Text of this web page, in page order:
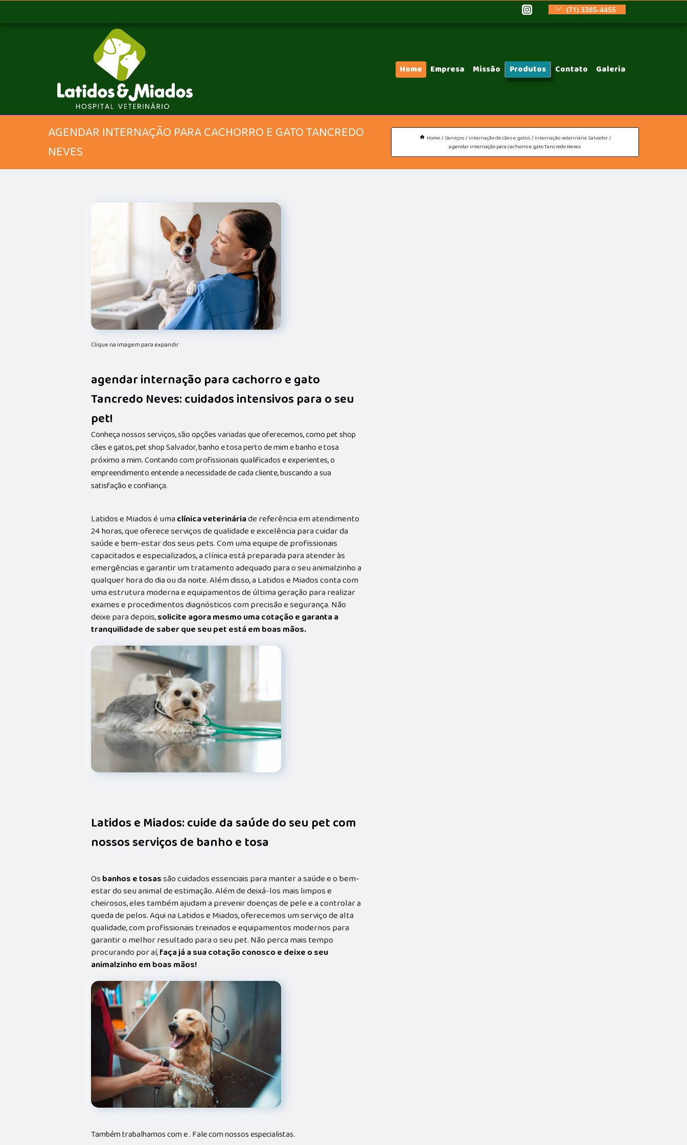
(71) 3385-4455
Home Empresa Missão Produtos Contato Galeria
AGENDAR INTERNAÇÃO PARA CACHORRO E GATO TANCREDO
NEVES
Home Serviços internação de cães e gatos
internação veterinária Salvador
agendar internação para cachorro e gato Tancredo Neves
Clique na imagem para expandir
agendar internação para cachorro e gato
Tancredo Neves: cuidados intensivos para o seu
pet!
Conheça nossos serviços, são opções variadas que oferecemos, como pet shop
cães e gatos, pet shop Salvador, banho e tosa perto de mim e banho e tosa
próximo a mim. Contando com profissionais qualificados e experientes, o
empreendimento entende a necessidade de cada cliente, buscando a sua
satisfação e confiança.
Latidos e Miados é umaclínica veterináriade referência em atendimento
24 horas, que oferece serviços de qualidade e excelência para cuidar da
saúde e bem-estar dos seus pets. Com uma equipe de profissionais
capacitados e especializados, a clínica está preparada para atender às
emergências e garantir um tratamento adequado para o seu animalzinho a
qualquer hora do dia ou da noite. Além disso, a Latidos e Miados conta com
uma estrutura moderna e equipamentos de última geração para realizar
exames e procedimentos diagnósticos com precisão e segurança. Não
deixe para depois,solicite agora mesmo uma cotação e garanta a
tranquilidade de saber que seu pet está em boas mãos.
Latidos e Miados: cuide da saúde do seu pet com
nossos serviços de banho e tosa
Osbanhos e tosassão cuidados essenciais para manter a saúde e o bem-
estar do seu animal de estimação. Além de deixá-los mais limpos e
cheirosos, eles também ajudam a prevenir doenças de pele e a controlar a
queda de pelos. Aqui na Latidos e Miados, oferecemos um serviço de alta
qualidade, com profissionais treinados e equipamentos modernos para
garantir o melhor resultado para o seu pet. Não perca mais tempo
procurando por aí,faça já a sua cotação conosco e deixe o seu
animalzinho em boas mãos!
Também trabalhamos com e . Fale com nossos especialistas.